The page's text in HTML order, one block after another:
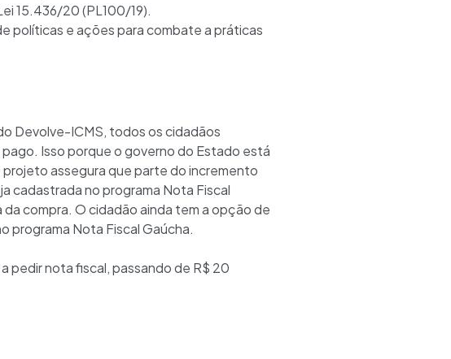
15.436/20 (PL100/19).
políticas e ações para combate a práticas
Devolve-ICMS, todos os cidadãos
Isso porque o governo do Estado está
assegura que parte do incremento
cadastrada no programa Nota Fiscal
compra. O cidadão ainda tem a opção de
programa Nota Fiscal Gaúcha.
pedir nota fiscal, passando de R$ 20